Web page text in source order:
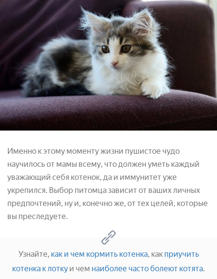
Именно к этому моменту жизни пушистое чудо
научилось от мамы всему, что должен уметь каждый
уважающий себя котенок, да и иммунитет уже
укрепился. Выбор питомца зависит от ваших личных
предпочтений, ну и, конечно же, от тех целей, которые
вы преследуете.
Узнайте, как и чем кормить котенка, как приучить
котенка к лотку и чем наиболее часто болеют котята.